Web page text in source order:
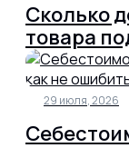
Сколько
товара
бюджет
29 июля, 2026